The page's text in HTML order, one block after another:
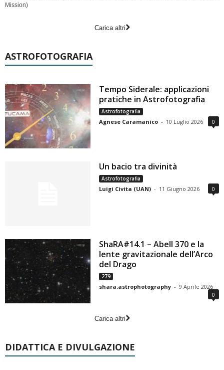
Mission)
Carica altri
ASTROFOTOGRAFIA
Tempo Siderale: applicazioni
pratiche in Astrofotografia
Astrofotografia
Agnese Caramanico - 10 Luglio 2026 0
Un bacio tra divinità
Astrofotografia
Luigi Civita (UAN) - 11 Giugno 2026 0
ShaRA#14.1 – Abell 370 e la
lente gravitazionale dell’Arco
del Drago
279
shara.astrophotography - 9 Aprile 2026
0
Carica altri
DIDATTICA E DIVULGAZIONE